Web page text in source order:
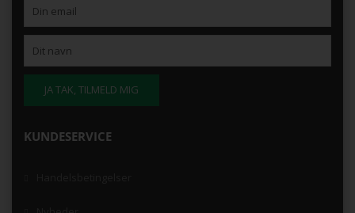
KUNDESERVICE